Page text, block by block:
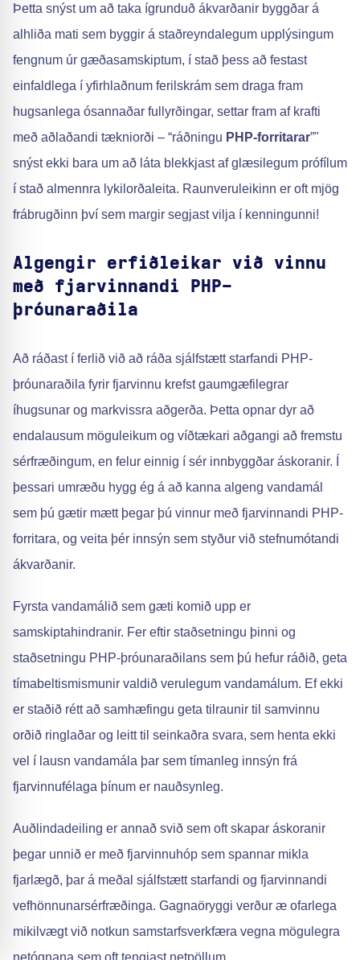
Þetta snýst um að taka ígrunduð ákvarðanir byggðar á
alhliða mati sem byggir á staðreyndalegum upplýsingum
fengnum úr gæðasamskiptum, í stað þess að festast
einfaldlega í yfirhlaðnum ferilskrám sem draga fram
hugsanlega ósannaðar fullyrðingar, settar fram af krafti
með aðlaðandi tækniorði – “ráðningu PHP-forritarar”"
snýst ekki bara um að láta blekkjast af glæsilegum prófílum
í stað almennra lykilorðaleita. Raunveruleikinn er oft mjög
frábrugðinn því sem margir segjast vilja í kenningunni!
Algengir erfiðleikar við vinnu
með fjarvinnandi PHP-
þróunaraðila
Að ráðast í ferlið við að ráða sjálfstætt starfandi PHP-
þróunaraðila fyrir fjarvinnu krefst gaumgæfilegrar
íhugsunar og markvissra aðgerða. Þetta opnar dyr að
endalausum möguleikum og víðtækari aðgangi að fremstu
sérfræðingum, en felur einnig í sér innbyggðar áskoranir. Í
þessari umræðu hygg ég á að kanna algeng vandamál
sem þú gætir mætt þegar þú vinnur með fjarvinnandi PHP-
forritara, og veita þér innsýn sem styður við stefnumótandi
ákvarðanir.
Fyrsta vandamálið sem gæti komið upp er
samskiptahindranir. Fer eftir staðsetningu þinni og
staðsetningu PHP-þróunaraðilans sem þú hefur ráðið, geta
tímabeltismismunir valdið verulegum vandamálum. Ef ekki
er staðið rétt að samhæfingu geta tilraunir til samvinnu
orðið ringlaðar og leitt til seinkaðra svara, sem henta ekki
vel í lausn vandamála þar sem tímanleg innsýn frá
fjarvinnufélaga þínum er nauðsynleg.
Auðlindadeiling er annað svið sem oft skapar áskoranir
þegar unnið er með fjarvinnuhóp sem spannar mikla
fjarlægð, þar á meðal sjálfstætt starfandi og fjarvinnandi
vefhönnunarsérfræðinga. Gagnaöryggi verður æ ofarlega
mikilvægt við notkun samstarfsverkfæra vegna mögulegra
netógnana sem oft tengjast netpöllum.